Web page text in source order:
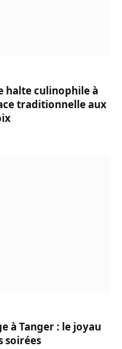
halte culinophile à
traditionnelle aux
à Tanger : le joyau
soirées